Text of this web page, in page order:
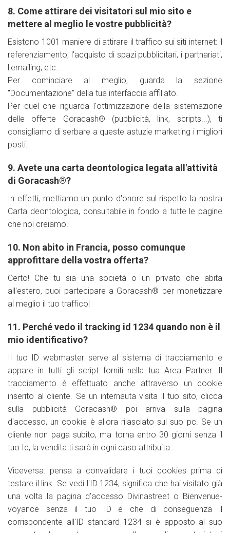
8. Come attirare dei visitatori sul mio sito e
mettere al meglio le vostre pubblicità?
Esistono 1001 maniere di attirare il traffico sui siti internet: il
referenziamento, l'acquisto di spazi pubblicitari, i partnariati,
l'emailing, etc...
Per cominciare al meglio, guarda la sezione
"Documentazione" della tua interfaccia affiliato.
Per quel che riguarda l'ottimizzazione della sistemazione
delle offerte Goracash® (pubblicità, link, scripts...), ti
consigliamo di serbare a queste astuzie marketing i migliori
posti.
9. Avete una carta deontologica legata all'attività
di Goracash®?
In effetti, mettiamo un punto d'onore sul rispetto la nostra
Carta deontologica, consultabile in fondo a tutte le pagine
che noi creiamo.
10. Non abito in Francia, posso comunque
approfittare della vostra offerta?
Certo! Che tu sia una società o un privato che abita
all'estero, puoi partecipare a Goracash® per monetizzare
al meglio il tuo traffico!
11. Perché vedo il tracking id 1234 quando non è il
mio identificativo?
Il tuo ID webmaster serve al sistema di tracciamento e
appare in tutti gli script forniti nella tua Area Partner. Il
tracciamento è effettuato anche attraverso un cookie
inserito al cliente. Se un internauta visita il tuo sito, clicca
sulla pubblicità Goracash® poi arriva sulla pagina
d'accesso, un cookie è allora rilasciato sul suo pc. Se un
cliente non paga subito, ma torna entro 30 giorni senza il
tuo Id, la vendita ti sarà in ogni caso attribuita.
Viceversa: pensa a convalidare i tuoi cookies prima di
testare il link. Se vedi l'ID 1234, significa che hai visitato già
una volta la pagina d'accesso Divinastreet o Bienvenue-
voyance senza il tuo ID e che di conseguenza il
corrispondente all'ID standard 1234 si è apposto al suo